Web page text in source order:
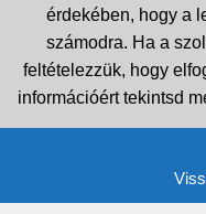
érdekében, hogy a
számodra. Ha a
feltételezzük, hogy
információért tekintsd